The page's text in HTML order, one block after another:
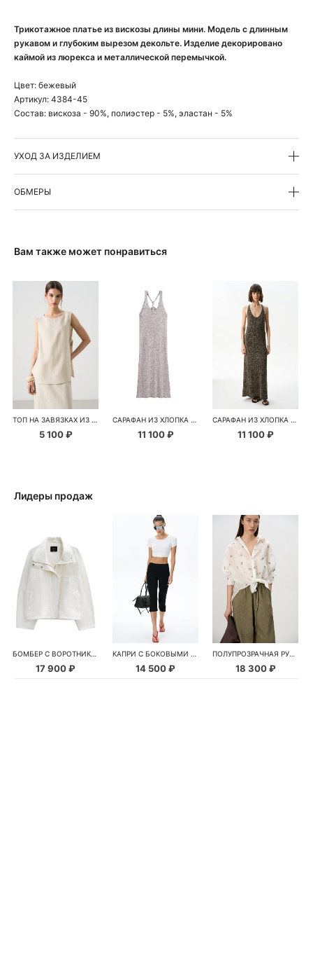
Трикотажное платье из вискозы длины мини. Модель с длинным
рукавом и глубоким вырезом декольте. Изделие декорировано
каймой из люрекса и металлической перемычкой.
Цвет: бежевый
Артикул: 4384-45
Состав: вискоза - 90%, полиэстер - 5%, эластан - 5%
УХОД ЗА ИЗДЕЛИЕМ
ОБМЕРЫ
Вам также может понравиться
ТОП НА ЗАВЯЗКАХ ИЗ 100% ЛЬНА
5 100 ₽
САРАФАН ИЗ ХЛОПКА С ПАЙЕТКАМИ
11 100 ₽
САРАФАН ИЗ ХЛОПКА С ПАЙЕТКАМИ
11 100 ₽
Лидеры продаж
БОМБЕР С ВОРОТНИКОМ-СТОЙКОЙ
17 900 ₽
КАПРИ С БОКОВЫМИ РАЗРЕЗАМИ
14 500 ₽
ПОЛУПРОЗРАЧНАЯ РУБАШКА С РОМАШКАМИ
18 300 ₽